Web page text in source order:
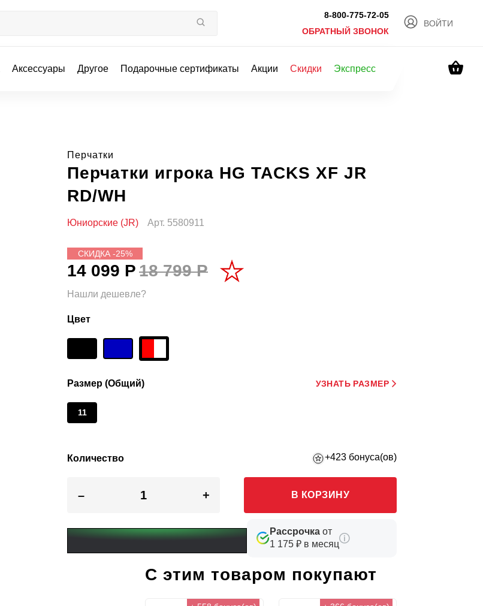
8-800-775-72-05
ОБРАТНЫЙ ЗВОНОК
ВОЙТИ
Аксессуары Другое Подарочные сертификаты Акции Скидки Экспресс
Перчатки
Перчатки игрока HG TACKS XF JR
RD/WH
Юниорские (JR) Арт. 5580911
СКИДКА -25%
14 099 Р18 799 Р
Нашли дешевле?
Цвет
Размер (Общий) УЗНАТЬ РАЗМЕР
11
Количество +423 бонуса(ов)
– + В КОРЗИНУ
Рассрочка от
1 175 ₽ в месяц
С этим товаром покупают